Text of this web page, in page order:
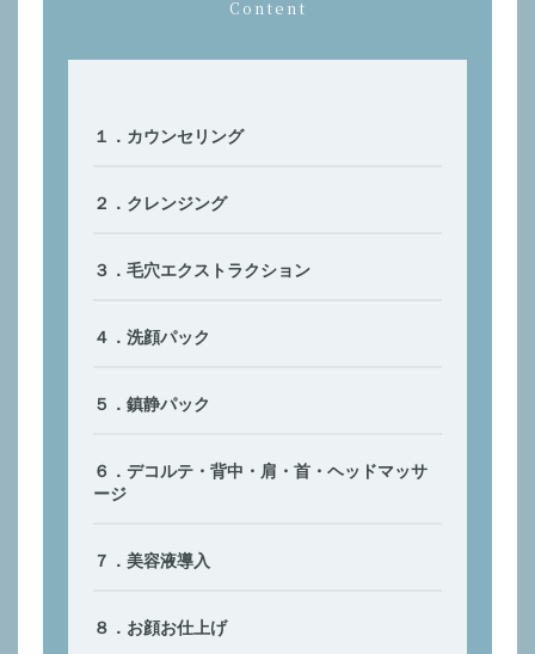
Content
１．カウンセリング
２．クレンジング
３．毛穴エクストラクション
４．洗顔パック
５．鎮静パック
６．デコルテ・背中・肩・首・ヘッドマッサ
ージ
７．美容液導入
８．お顔お仕上げ